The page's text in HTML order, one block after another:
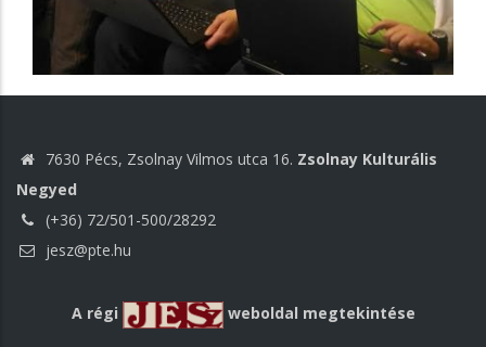
7630 Pécs, Zsolnay Vilmos utca 16. Zsolnay Kulturális
Negyed
(+36) 72/501-500/28292
jesz@pte.hu
A régi weboldal megtekintése